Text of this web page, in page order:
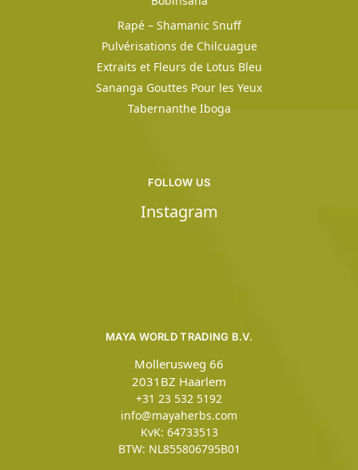
Rapé – Shamanic Snuff
Pulvérisations de Chilcuague
Extraits et Fleurs de Lotus Bleu
Sananga Gouttes Pour les Yeux
Tabernanthe Iboga
MAYA WORLD TRADING B.V.
Mollerusweg 66
2031BZ Haarlem
+31 23 532 5192
info@mayaherbs.com
KvK: 64733513
BTW: NL855806795B01
FOLLOW US
Instagram